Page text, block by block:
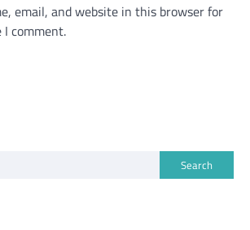
email, and website in this browser for
comment.
Search